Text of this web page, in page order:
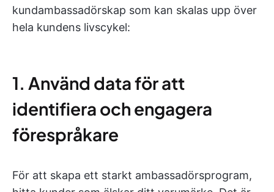
kundambassadörskap som kan skalas upp över
hela kundens livscykel:
1. Använd data för att
identifiera och engagera
förespråkare
För att skapa ett starkt ambassadörsprogram,